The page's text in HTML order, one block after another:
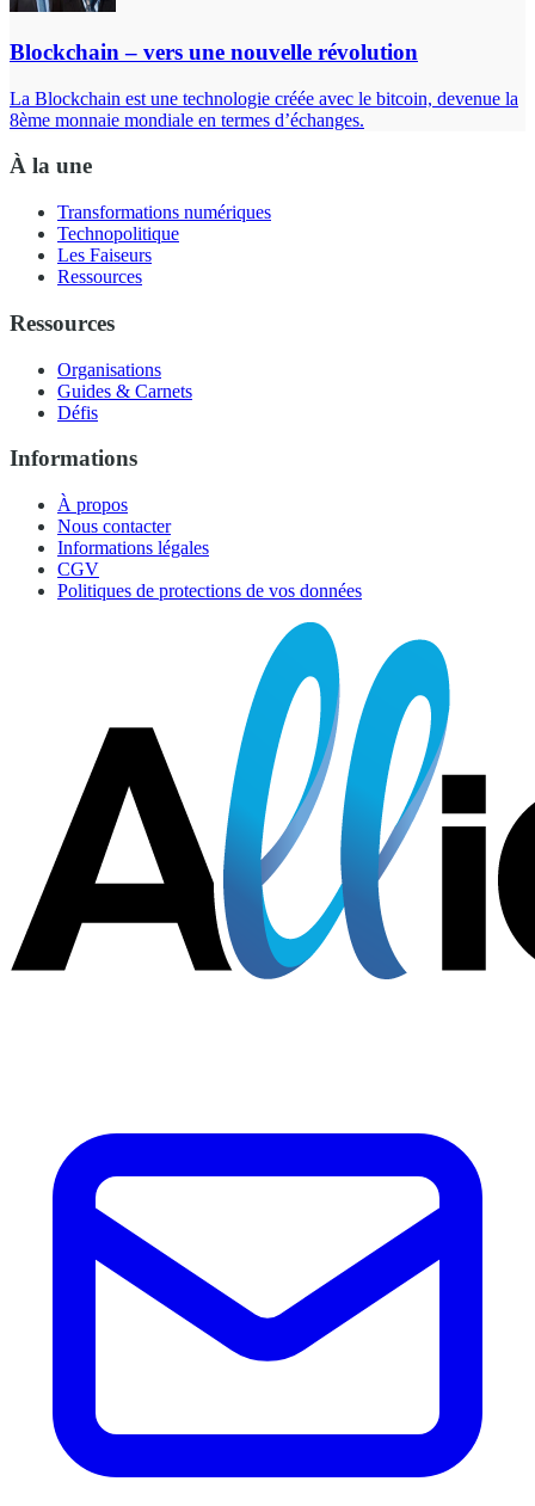
Blockchain – vers une nouvelle révolution
La Blockchain est une technologie créée avec le bitcoin, devenue la
8ème monnaie mondiale en termes d’échanges.
À la une
Transformations numériques
Technopolitique
Les Faiseurs
Ressources
Ressources
Organisations
Guides & Carnets
Défis
Informations
À propos
Nous contacter
Informations légales
CGV
Politiques de protections de vos données